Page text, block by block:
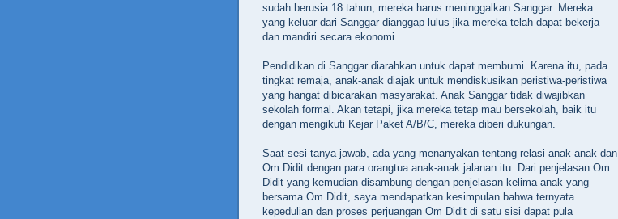
sudah berusia 18 tahun, mereka harus meninggalkan Sanggar. Mereka
yang keluar dari Sanggar dianggap lulus jika mereka telah dapat bekerja
dan mandiri secara ekonomi.
Pendidikan di Sanggar diarahkan untuk dapat membumi. Karena itu, pada
tingkat remaja, anak-anak diajak untuk mendiskusikan peristiwa-peristiwa
yang hangat dibicarakan masyarakat. Anak Sanggar tidak diwajibkan
sekolah formal. Akan tetapi, jika mereka tetap mau bersekolah, baik itu
dengan mengikuti Kejar Paket A/B/C, mereka diberi dukungan.
Saat sesi tanya-jawab, ada yang menanyakan tentang relasi anak-anak dan
Om Didit dengan para orangtua anak-anak jalanan itu. Dari penjelasan Om
Didit yang kemudian disambung dengan penjelasan kelima anak yang
bersama Om Didit, saya mendapatkan kesimpulan bahwa ternyata
kepedulian dan proses perjuangan Om Didit di satu sisi dapat pula